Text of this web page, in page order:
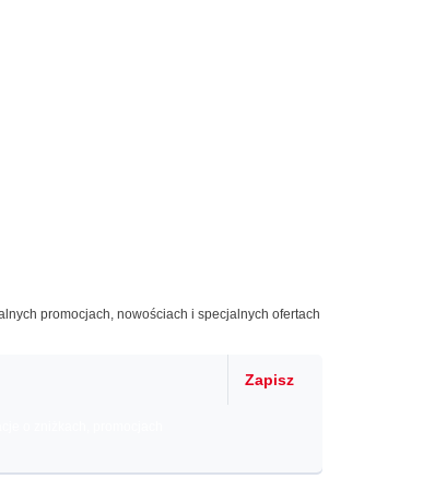
promocjach, nowościach i specjalnych ofertach
Zapisz